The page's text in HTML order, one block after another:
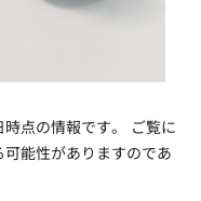
点の情報です。 ご覧に
能性がありますのであ